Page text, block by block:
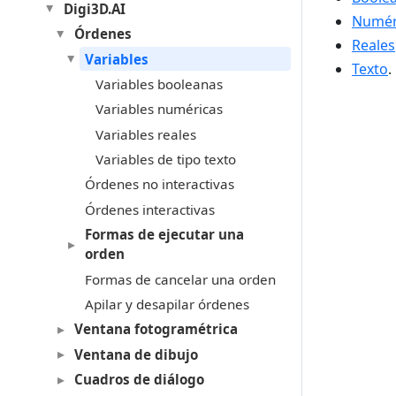
Digi3D.AI
Órdenes
Variables
Variables booleanas
Variables numéricas
Variables reales
Variables de tipo texto
Órdenes no interactivas
Órdenes interactivas
Formas de ejecutar una
orden
Formas de cancelar una orden
Apilar y desapilar órdenes
Ventana fotogramétrica
Ventana de dibujo
Cuadros de diálogo
Reales
Texto.